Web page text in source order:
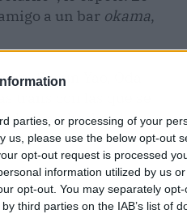
parties, or processing of your
us, please use the below opt-out
opt-out request is processed
information utilized by us
opt-out. You may separately
third parties on the IAB’s list of
a un bar okama,
Según Yao, Oda
trans con las que se
habían hecho el
y salió con material